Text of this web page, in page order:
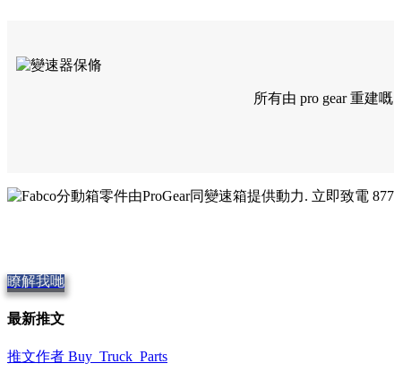
所有由 pro gear 重建
瞭解我哋
最新推文
推文作者 Buy_Truck_Parts